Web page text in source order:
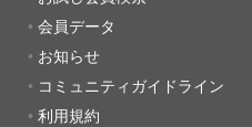
会員データ
お知らせ
コミュニティガイドライン
利用規約